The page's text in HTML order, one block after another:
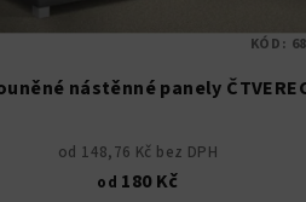
nástěnné panely
od 148,76 Kč bez DPH
od 180 Kč
KÓD: